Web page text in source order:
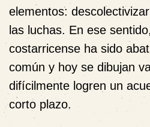
elementos:
las luchas. En ese
costarricense ha sido
común y hoy se dibujan
difícilmente logren un
corto plazo.